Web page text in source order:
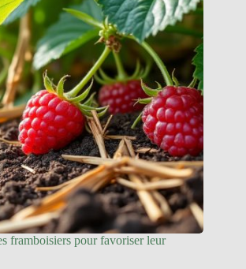
framboisiers pour favoriser leur